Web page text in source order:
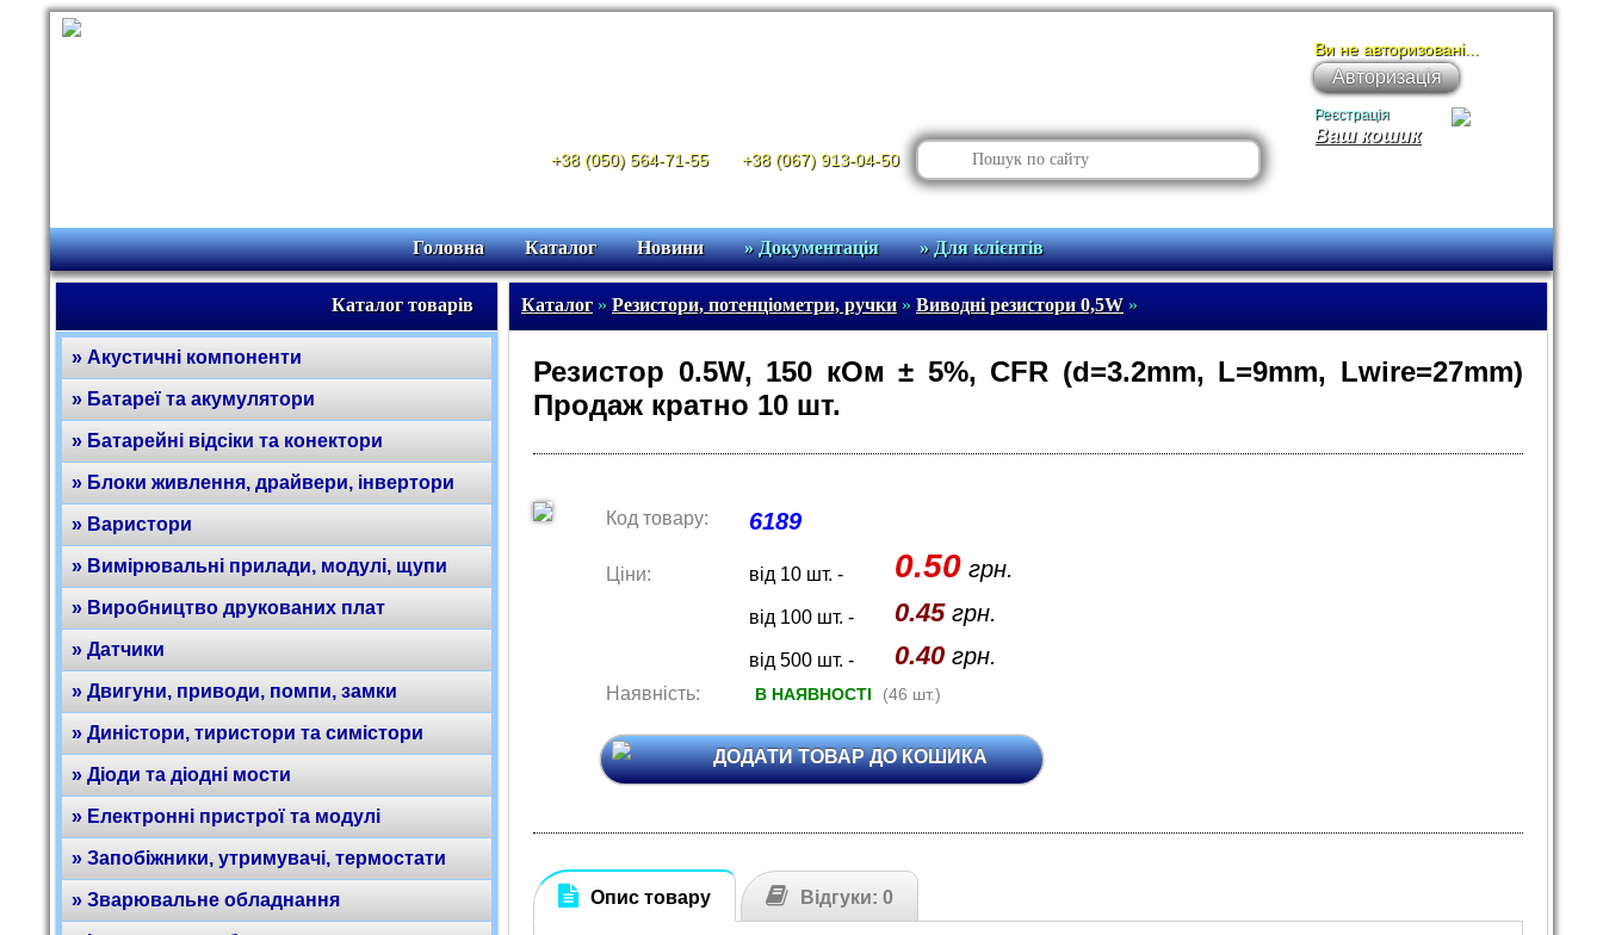
+38 (050) 564-71-55 +38 (067) 913-04-50
Ваш кошик
Ви не авторизовані...
Авторизація
Реєстрація
Головна Каталог Новини » Документація » Для клієнтів
Каталог товарів
» Акустичні компоненти
» Батареї та акумулятори
» Батарейні відсіки та конектори
» Блоки живлення, драйвери, інвертори
» Варистори
» Вимірювальні прилади, модулі, щупи
» Виробництво друкованих плат
» Датчики
» Двигуни, приводи, помпи, замки
» Диністори, тиристори та симістори
» Діоди та діодні мости
» Електронні пристрої та модулі
» Запобіжники, утримувачі, термостати
» Зварювальне обладнання
Каталог» Резистори, потенціометри, ручки» Виводні резистори 0,5W»
Резистор 0.5W, 150 кОм ± 5%, CFR (d=3.2mm, L=9mm, Lwire=27mm)
Продаж кратно 10 шт.
Код товару: 6189
Ціни: від 10 шт. - 0.50 грн.
від 100 шт. - 0.45грн.
від 500 шт. - 0.40 грн.
Наявність: В НАЯВНОСТІ (46 шт.)
ДОДАТИ ТОВАР ДО КОШИКА
Опис товару Відгуки: 0